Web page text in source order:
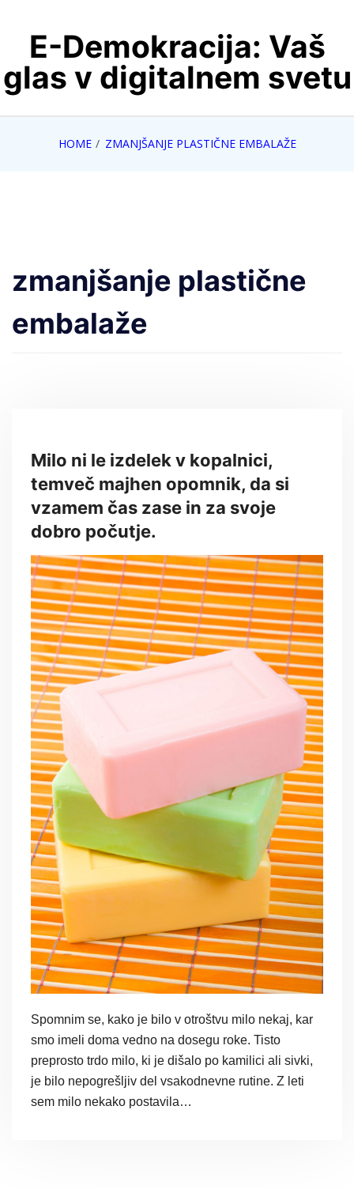
contentE-Demokracija: Vaš
glas v digitalnem svetu
HOME ZMANJŠANJE PLASTIČNE EMBALAŽE
zmanjšanje plastične
embalaže
Milo ni le izdelek v kopalnici,
temveč majhen opomnik, da si
vzamem čas zase in za svoje
dobro počutje.
Spomnim se, kako je bilo v otroštvu milo nekaj, kar
smo imeli doma vedno na dosegu roke. Tisto
preprosto trdo milo, ki je dišalo po kamilici ali sivki,
je bilo nepogrešljiv del vsakodnevne rutine. Z leti
sem milo nekako postavila…